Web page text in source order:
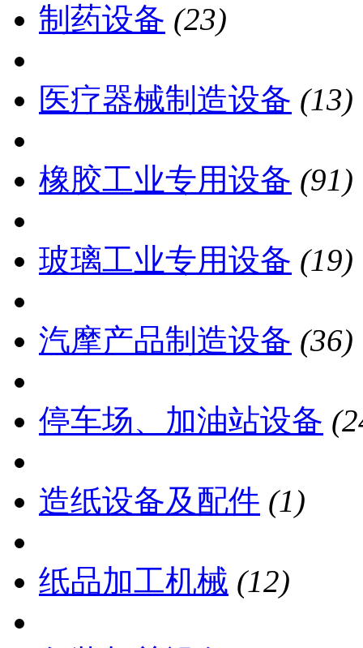
制药设备 (23)
医疗器械制造设备 (13)
橡胶工业专用设备 (91)
玻璃工业专用设备 (19)
汽摩产品制造设备 (36)
停车场、加油站设备
造纸设备及配件 (1)
纸品加工机械 (12)